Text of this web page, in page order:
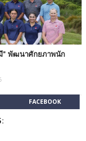
มี” พัฒนาศักยภาพนัก
FACEBOOK